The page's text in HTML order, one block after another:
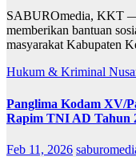
SABUROmedia, KKT
memberikan bantuan
masyarakat Kabupaten
Hukum & Kriminal
Panglima Kodam XV/
Rapim TNI AD Tahun
Feb 11, 2026